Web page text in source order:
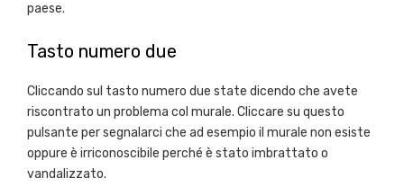
paese.
Tasto numero due
Cliccando sul tasto numero due state dicendo che avete
riscontrato un problema col murale. Cliccare su questo
pulsante per segnalarci che ad esempio il murale non esiste
oppure è irriconoscibile perché è stato imbrattato o
vandalizzato.